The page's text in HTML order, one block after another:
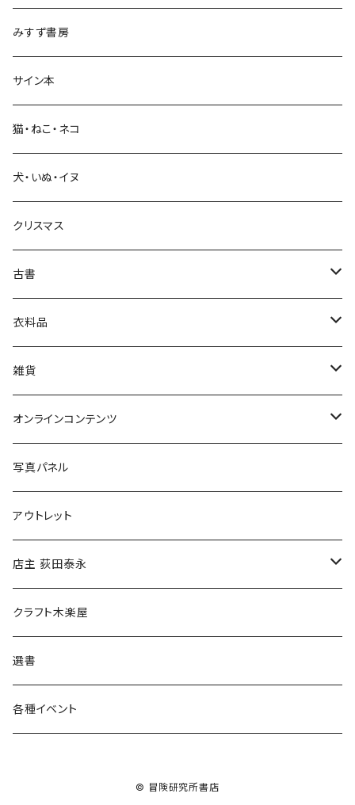
生活・暮らし
芸術・絵画・写真
絵本・児童書
娯楽・エンターテインメント
みすず書房
サイン本
猫・ねこ・ネコ
犬・いぬ・イヌ
クリスマス
古書
古書セット
美術
衣料品
POLEWARDS
Tシャツ
雑貨
バッグ
ブックカバー
マグカップ
傘
食料品
その他
オンラインコンテンツ
冒険クロストーク
写真パネル
アウトレット
店主 荻田泰永
書籍
ウェア
クラフト木楽屋
選書
各種イベント
© 冒険研究所書店